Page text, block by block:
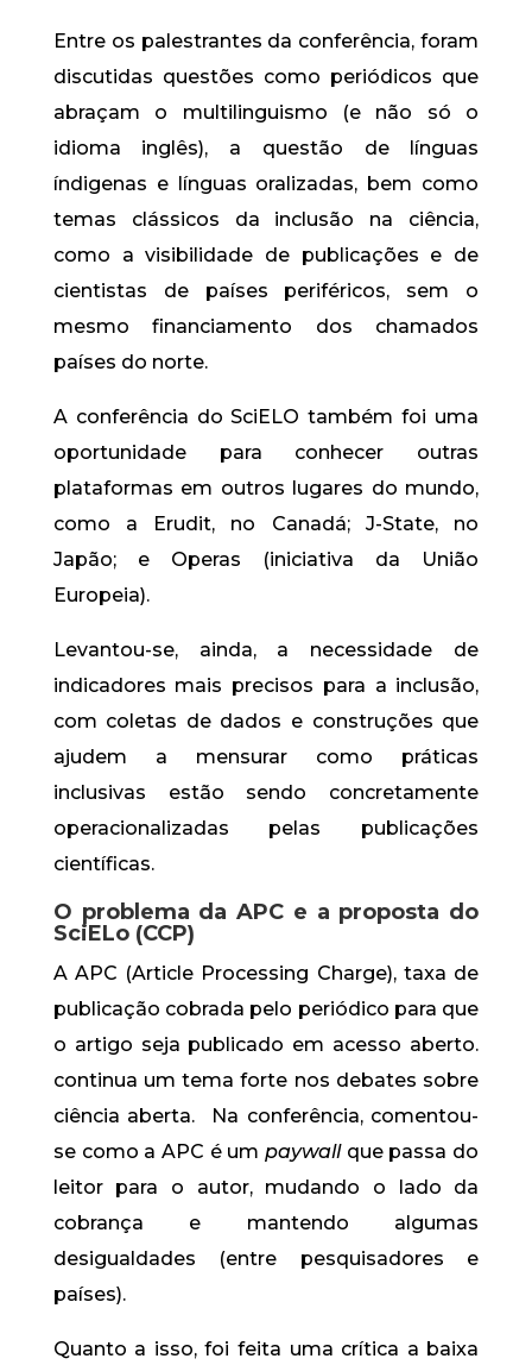
Entre os palestrantes da conferência, foram
discutidas questões como periódicos que
abraçam o multilinguismo (e não só o
idioma inglês), a questão de línguas
índigenas e línguas oralizadas, bem como
temas clássicos da inclusão na ciência,
como a visibilidade de publicações e de
cientistas de países periféricos, sem o
mesmo financiamento dos chamados
países do norte.
A conferência do SciELO também foi uma
oportunidade para conhecer outras
plataformas em outros lugares do mundo,
como a Erudit, no Canadá; J-State, no
Japão; e Operas (iniciativa da União
Europeia).
Levantou-se, ainda, a necessidade de
indicadores mais precisos para a inclusão,
com coletas de dados e construções que
ajudem a mensurar como práticas
inclusivas estão sendo concretamente
operacionalizadas pelas publicações
científicas.
O problema da APC e a proposta do
SciELo (CCP)
A APC (Article Processing Charge), taxa de
publicação cobrada pelo periódico para que
o artigo seja publicado em acesso aberto.
continua um tema forte nos debates sobre
ciência aberta. Na conferência, comentou-
se como a APC é umpaywall que passa do
leitor para o autor, mudando o lado da
cobrança e mantendo algumas
desigualdades (entre pesquisadores e
países).
Quanto a isso, foi feita uma crítica a baixa